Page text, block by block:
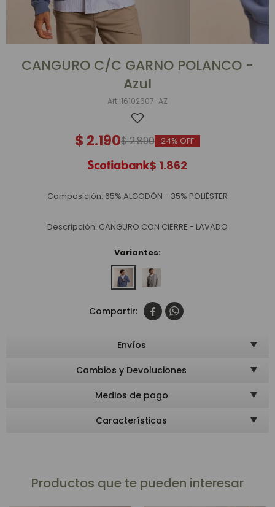
CANGURO C/C GARNO POLANCO -
Azul
16102607-AZ
$ 2.190$2.890 24
$ 1.862
Composición: 65% ALGODÓN - 35% POLIÉSTER
Descripción: CANGURO CON CIERRE - LAVADO
Variantes:
 
Envíos
Cambios y Devoluciones
Medios de pago
Características
Productos que te pueden interesar